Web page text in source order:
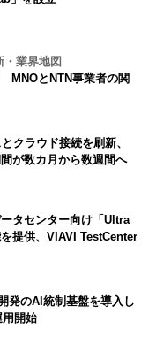
・業界地図
MNOとNTN事業者の関
クラウド接続を刷新、
が数カ月から数週間へ
タセンター向け「Ultra
提供、VIAVI TestCenter
発のAI統制基盤を導入し
用開始